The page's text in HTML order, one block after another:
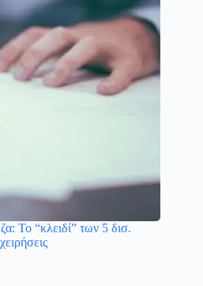
Το “κλειδί” των 5 δισ.